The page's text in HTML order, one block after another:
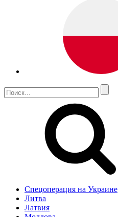
Спецоперация на Украине
Литва
Латвия